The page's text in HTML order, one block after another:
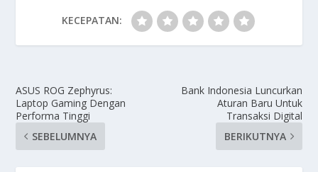
KECEPATAN:
ASUS ROG Zephyrus:
Laptop Gaming Dengan
Performa Tinggi
SEBELUMNYA
Bank Indonesia Luncurkan
Aturan Baru Untuk
Transaksi Digital
BERIKUTNYA